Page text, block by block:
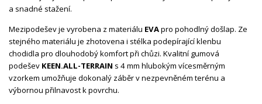
a snadné stažení.
Mezipodešev je vyrobena z materiálu EVApro pohodlný došlap. Ze
stejného materiálu je zhotovena i stélka podepírající klenbu
chodidla pro dlouhodobý komfort při chůzi. Kvalitní gumová
podešev KEEN.ALL-TERRAIN s 4 mm hlubokým vícesměrným
vzorkem umožňuje dokonalý záběr v nezpevněném terénu a
výbornou přilnavost k povrchu.